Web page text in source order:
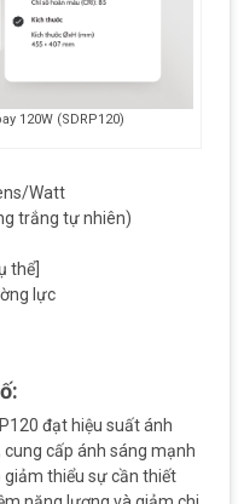
120W (SDRP120)
Watt
trắng tự nhiên)
thể]
lực
:
đạt hiệu suất ánh
cấp ánh sáng mạnh
giảm thiểu sự cần thiết